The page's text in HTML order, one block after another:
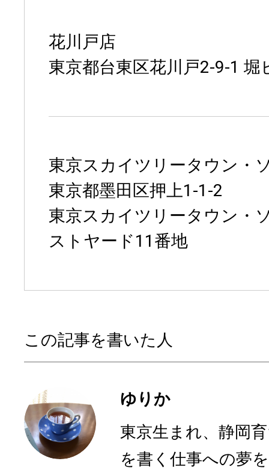
花川戸店
東京都台東区花川戸2-9-1 堀
東京スカイツリータウン・
東京都墨田区押上1-1-2
東京スカイツリータウン・
ストヤード11番地
この記事を書いた人
ゆりか
東京生まれ、静岡
を書く仕事への夢